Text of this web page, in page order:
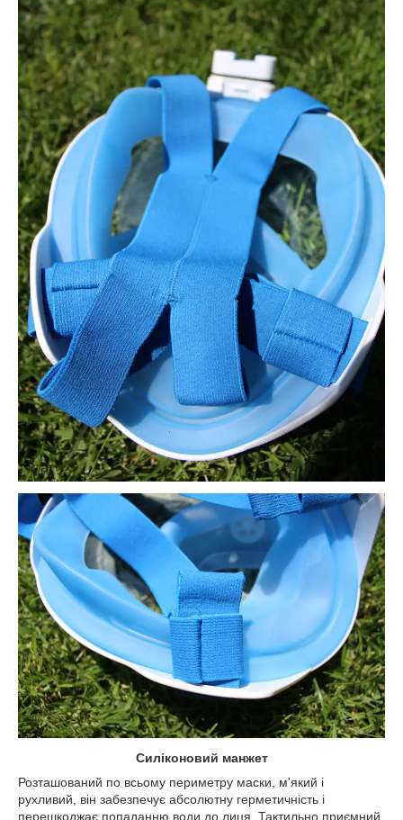
Силіконовий манжет
Розташований по всьому периметру маски, м'який і
рухливий, він забезпечує абсолютну герметичність і
перешкоджає попаданню води до лиця. Тактильно приємний